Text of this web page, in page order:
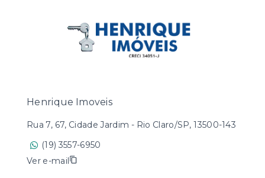
Henrique Imoveis
Rua 7, 67, Cidade Jardim - Rio Claro/SP, 13500-143
(19) 3557-6950
Ver e-mail